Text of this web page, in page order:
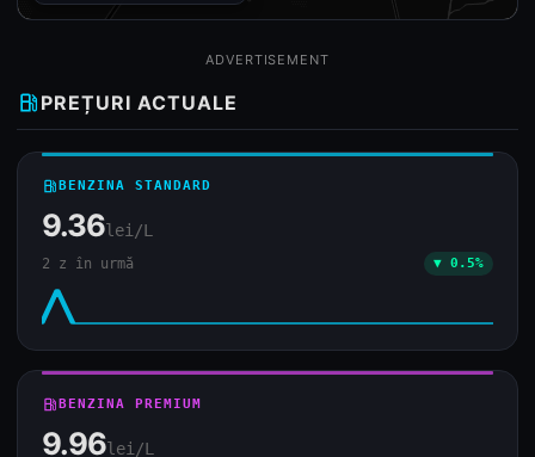
ADVERTISEMENT
local_gas_station PREȚURI ACTUALE
local_gas_stationBENZINA STANDARD
9.36lei/L
2 z în urmă ▼ 0.5%
local_gas_stationBENZINA PREMIUM
9.96lei/L